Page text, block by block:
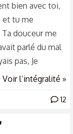
bien avec toi,
et tu me
douceur me
parlé du mal
pas, Je
Aujourd'hui
me dirige ?
Voir l’intégralité »
12